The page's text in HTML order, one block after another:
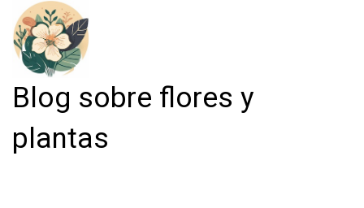
Blog sobre flores y
plantas